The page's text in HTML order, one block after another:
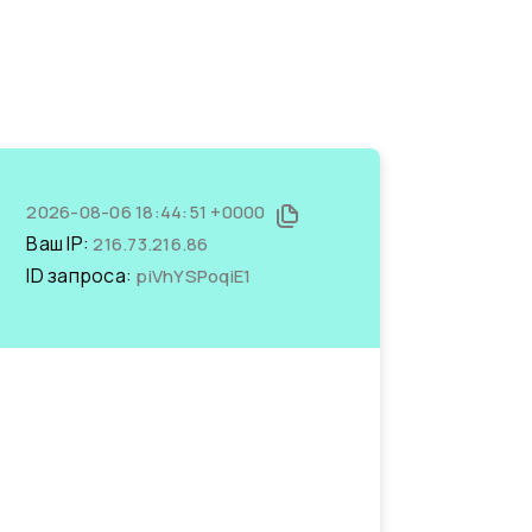
2026-08-06 18:44:51 +0000
Ваш IP:216.73.216.86
ID запроса: piVhYSPoqiE1